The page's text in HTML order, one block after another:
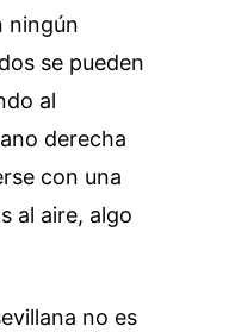
ningún
se pueden
al
derecha
con una
al aire, algo
no es